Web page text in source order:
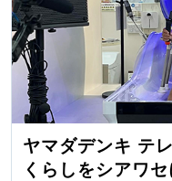
ヤマダデンキ テ
くらしをシアワ